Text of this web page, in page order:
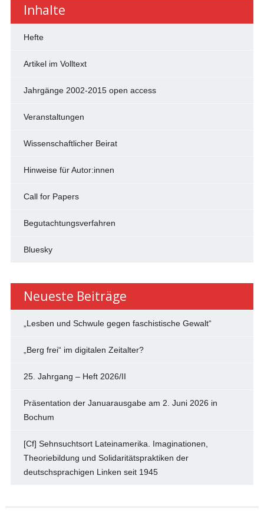
Inhalte
Hefte
Artikel im Volltext
Jahrgänge 2002-2015 open access
Veranstaltungen
Wissenschaftlicher Beirat
Hinweise für Autor:innen
Call for Papers
Begutachtungsverfahren
Bluesky
Neueste Beiträge
„Lesben und Schwule gegen faschistische Gewalt“
„Berg frei“ im digitalen Zeitalter?
25. Jahrgang – Heft 2026/II
Präsentation der Januarausgabe am 2. Juni 2026 in
Bochum
[Cf] Sehnsuchtsort Lateinamerika. Imaginationen,
Theoriebildung und Solidaritätspraktiken der
deutschsprachigen Linken seit 1945